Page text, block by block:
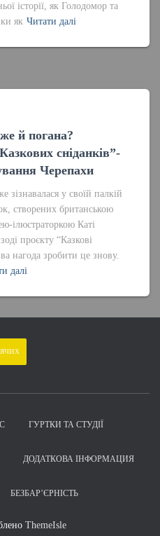
історії, як Голодомор та
як Читати далі
й погана?
сніданків”-
Черепахи
у своїй палкій
створених британською
ілюстраторкою Каті
проєкту “Казкові
нагода зробити це знову.
далі
ГУРТКИ ТА СТУДІЇ
ДОДАТКОВА ІНФОРМАЦИЯ
БЕЗБАР’ЄРНІСТЬ
ThemeIsle